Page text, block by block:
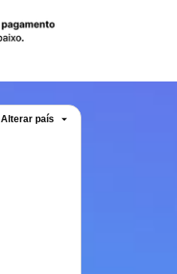
Alterar país